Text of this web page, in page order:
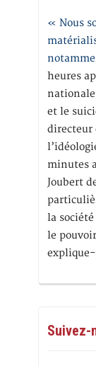
« Nous
heures
et le
directeur
minutes
Joubert
la
le
Suivez-